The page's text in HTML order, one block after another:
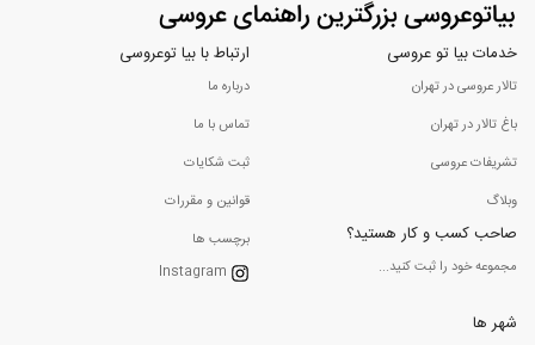
خدمات بیا تو عروسی
تالار عروسی در تهران
باغ تالار در تهران
تشریفات عروسی
وبلاگ
صاحب کسب و کار هستید؟
مجموعه خود را ثبت کنید...
ارتباط با بیا توعروسی
درباره ما
تماس با ما
ثبت شکایات
قوانین و مقررات
برچسب ها
Instagram
شهر ها